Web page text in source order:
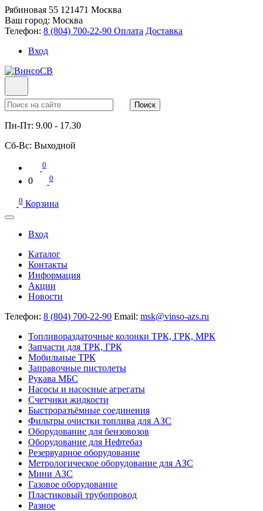
Рябиновая 55 121471 Москва
Ваш город: Москва
Телефон: 8 (804) 700-22-90 Оплата Доставка
Вход
Поиск
Пн-Пт: 9.00 - 17.30
Сб-Вс: Выходной
0
0 0
0 Корзина
Вход
Каталог
Контакты
Информация
Акции
Новости
Телефон: 8 (804) 700-22-90 Email: msk@vinso-azs.ru
Топливораздаточные колонки ТРК, ГРК, МРК
Запчасти для ТРК, ГРК
Мобильные ТРК
Заправочные пистолеты
Рукава МБС
Насосы и насосные агрегаты
Счетчики жидкости
Быстроразъёмные соединения
Фильтры очистки топлива для АЗС
Оборудование для бензовозов
Оборудование для Нефтебаз
Резервуарное оборудование
Метрологическое оборудование для АЗС
Мини АЗС
Газовое оборудование
Пластиковый трубопровод
Разное